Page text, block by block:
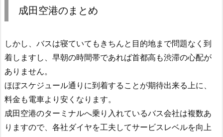
成田空港のまとめ
しかし、バスは寝ていてもきちんと目的地まで問題なく到
着しますし、早朝の時間帯であれば首都高も渋滞の心配が
ありません。
ほぼスケジュール通りに到着することが期待出来る上に、
料金も電車より安くなります。
成田空港のターミナルへ乗り入れているバス会社は複数あ
りますので、各社ダイヤを工夫してサービスレベルを向上